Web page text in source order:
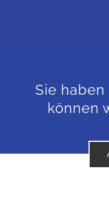
Sie
können